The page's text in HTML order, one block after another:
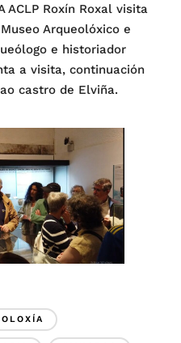
ACLP Roxín Roxal visita
Arqueolóxico e
e historiador
a visita, continuación
castro de Elviña.